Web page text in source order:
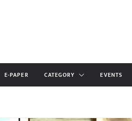
E-PAPER CATEGORY EVENTS